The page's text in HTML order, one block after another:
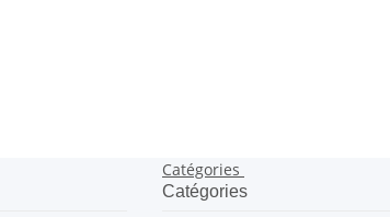
Catégories
Catégories